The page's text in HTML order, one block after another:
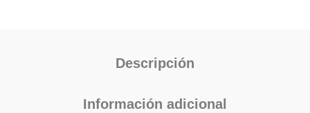
Descripción
Información adicional